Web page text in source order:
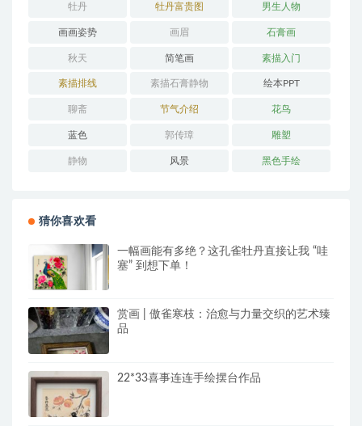
牡丹 牡丹富贵图 男生人物
画画姿势 画眉 石膏画
秋天 简笔画 素描入门
素描排线 素描石膏静物 绘本PPT
聊斋 节气介绍 花鸟
蓝色 郭传璋 雕塑
静物 风景 黑色手绘
猜你喜欢看
一幅画能有多绝？这孔雀牡丹直接让我 “哇
塞” 到想下单！
赏画 | 傲雀寒枝：治愈与力量交织的艺术臻
品
22*33喜事连连手绘摆台作品